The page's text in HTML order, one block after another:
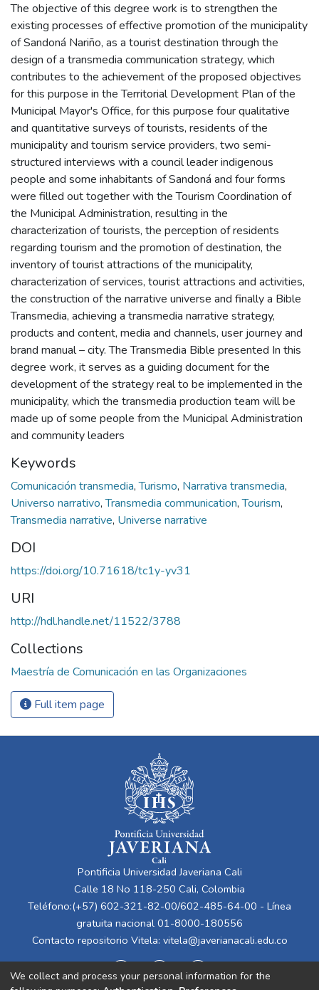
The objective of this degree work is to strengthen the
existing processes of effective promotion of the municipality
of Sandoná Nariño, as a tourist destination through the
design of a transmedia communication strategy, which
contributes to the achievement of the proposed objectives
for this purpose in the Territorial Development Plan of the
Municipal Mayor's Office, for this purpose four qualitative
and quantitative surveys of tourists, residents of the
municipality and tourism service providers, two semi-
structured interviews with a council leader indigenous
people and some inhabitants of Sandoná and four forms
were filled out together with the Tourism Coordination of
the Municipal Administration, resulting in the
characterization of tourists, the perception of residents
regarding tourism and the promotion of destination, the
inventory of tourist attractions of the municipality,
characterization of services, tourist attractions and activities,
the construction of the narrative universe and finally a Bible
Transmedia, achieving a transmedia narrative strategy,
products and content, media and channels, user journey and
brand manual – city. The Transmedia Bible presented In this
degree work, it serves as a guiding document for the
development of the strategy real to be implemented in the
municipality, which the transmedia production team will be
made up of some people from the Municipal Administration
and community leaders
Keywords
Comunicación transmedia,Turismo, Narrativa transmedia,
Universo narrativo,Transmedia communication,Tourism,
Transmedia narrative, Universe narrative
DOI
https://doi.org/10.71618/tc1y-yv31
URI
http://hdl.handle.net/11522/3788
Collections
Maestría de Comunicación en las Organizaciones
Full item page
Pontificia Universidad Javeriana Cali
Calle 18 No 118-250 Cali, Colombia
Teléfono:(+57) 602-321-82-00/602-485-64-00 - Línea
gratuita nacional 01-8000-180556
Contacto repositorio Vitela: vitela@javerianacali.edu.co
We collect and process your personal information for the